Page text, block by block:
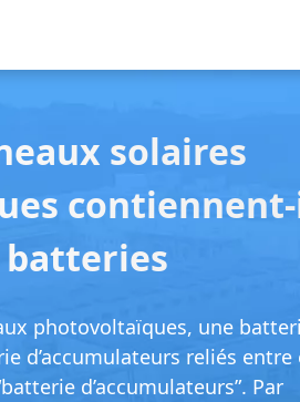
solaires
batteries
photovoltaïques, une
d’accumulateurs reliés entre
d’accumulateurs”. Par